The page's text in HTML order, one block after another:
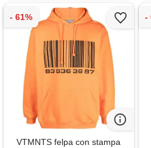
VTMNTS felpa con stampa